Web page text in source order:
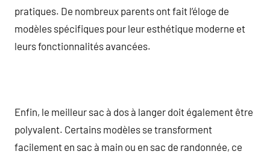
pratiques. De nombreux parents ont fait l’éloge de
modèles spécifiques pour leur esthétique moderne et
leurs fonctionnalités avancées.
Enfin, le meilleur sac à dos à langer doit également être
polyvalent. Certains modèles se transforment
facilement en sac à main ou en sac de randonnée, ce